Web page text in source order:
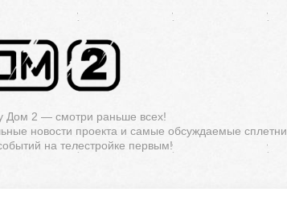
Дом 2 — смотри раньше всех!
новости проекта и самые обсуждаемые сплетни.
на телестройке первым!